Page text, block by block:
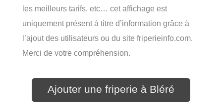
les meilleurs tarifs, etc… cet affichage est
uniquement présent à titre d’information grâce à
l’ajout des utilisateurs ou du site friperieinfo.com.
Merci de votre compréhension.
Ajouter une friperie à Bléré